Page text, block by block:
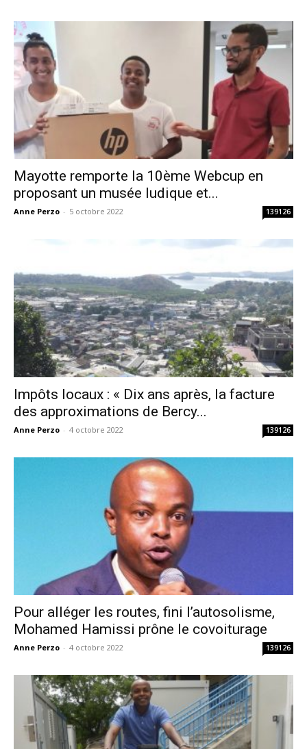
Mayotte remporte la 10ème Webcup en
proposant un musée ludique et...
Anne Perzo - 5 octobre 2022 139126
Impôts locaux : « Dix ans après, la facture
des approximations de Bercy...
Anne Perzo - 4 octobre 2022 139126
Pour alléger les routes, fini l’autosolisme,
Mohamed Hamissi prône le covoiturage
Anne Perzo - 4 octobre 2022 139126